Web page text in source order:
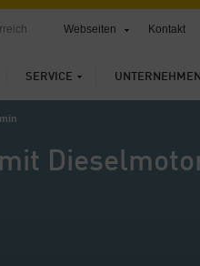
SERVICE UNTERNEHMEN
Webseiten Kontakt